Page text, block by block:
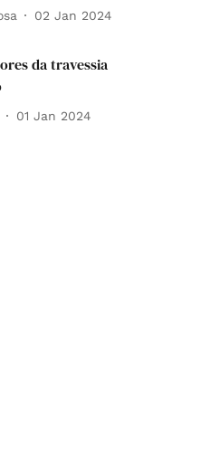
02 Jan 2024
da travessia
01 Jan 2024